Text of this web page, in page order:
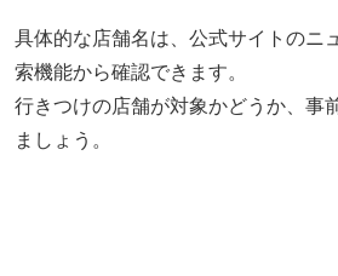
具体的な店舗名は、公式サイトのニ
索機能から確認できます。
行きつけの店舗が対象かどうか、事
ましょう。